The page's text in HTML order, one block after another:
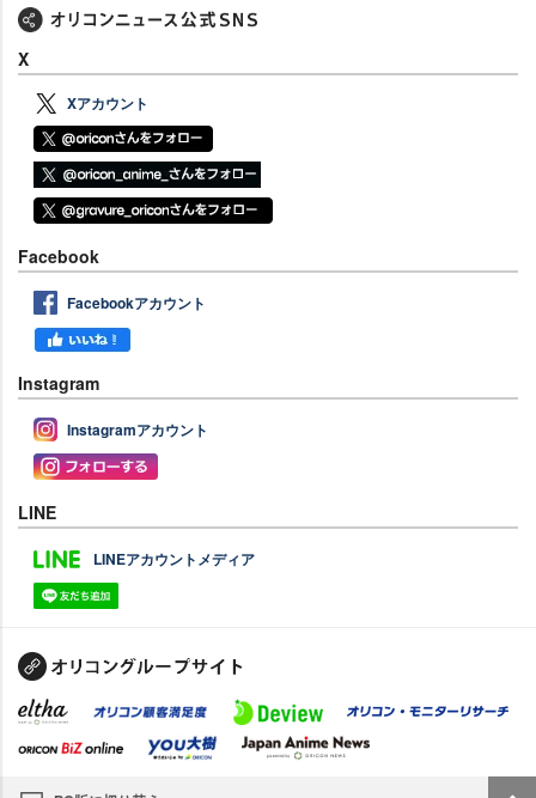
X
Xアカウント
Facebook
Facebookアカウント
Instagram
Instagramアカウント
LINE
LINEアカウントメディア